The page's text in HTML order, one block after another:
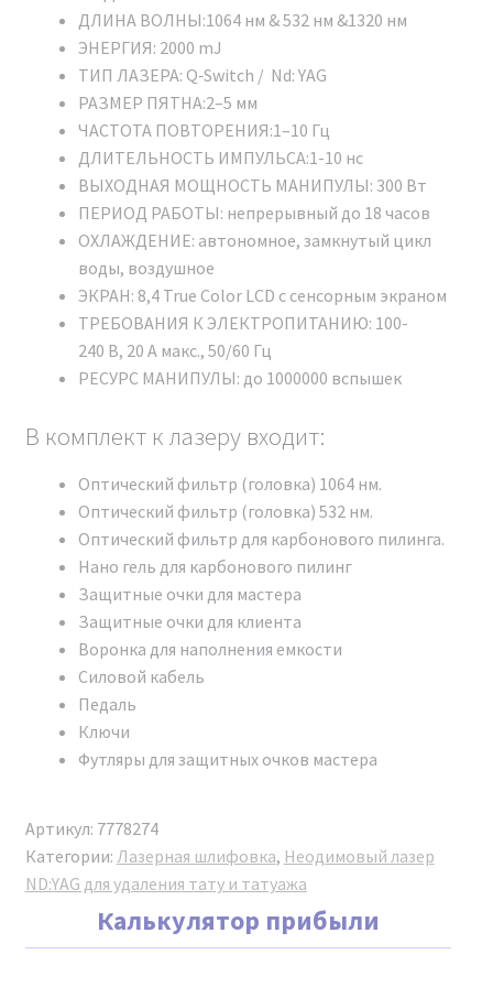
Диплом о прохождении обучения на аппарате
(выдается после успешной сдачи экзамена).
Технический паспорт устройства.
Инструкция.
Подробнее о сертификатах и о том, зачем нужно
проверять их на оригинальность, вы можете
почитать в нашей статье:НАЖМИТЕ ДЛЯ ПРОСМОТРА
СТАТЬИ.
ПОЧЕМУ МЫ
Гарантия на товар и доставку.
Техническая поддержка 24/7.
Защита от подделок.
Рассрочка 0%.
Надежная упаковка.
ОПИСАНИЕ
ДЛИНА ВОЛНЫ:1064 нм & 532 нм &1320 нм
ЭНЕРГИЯ: 2000 mJ
ТИП ЛАЗЕРА: Q‑Switch / Nd: YAG
РАЗМЕР ПЯТНА:2–5 мм
ЧАСТОТА ПОВТОРЕНИЯ:1–10 Гц
ДЛИТЕЛЬНОСТЬ ИМПУЛЬСА:1-10 нс
ВЫХОДНАЯ МОЩНОСТЬ МАНИПУЛЫ: 300 Вт
ПЕРИОД РАБОТЫ: неп­ре­рыв­ный до 18 ча­сов
ОХЛАЖДЕНИЕ: ав­то­ном­ное, зам­кну­тый цикл
во­ды, воз­душное
ЭКРАН: 8,4 True Color LCD с сен­сорным эк­ра­ном
ТРЕБОВАНИЯ К ЭЛЕКТРОПИТАНИЮ: 100-
240 В, 20 А макс., 50/60 Гц
РЕСУРС МАНИПУЛЫ: до 1000000 вспышек
В комплект к лазеру входит:
Оптический фильтр (головка) 1064 нм.
Оптический фильтр (головка) 532 нм.
Оптический фильтр для карбонового пилинга.
Нано гель для карбонового пилинг
Защитные очки для мастера
Защитные очки для клиента
Воронка для наполнения емкости
Силовой кабель
Педаль
Ключи
Футляры для защитных очков мастера
Артикул: 7778274
Категории: Лазерная шлифовка, Неодимовый лазер
ND:YAG для удаления тату и татуажа
Калькулятор прибыли